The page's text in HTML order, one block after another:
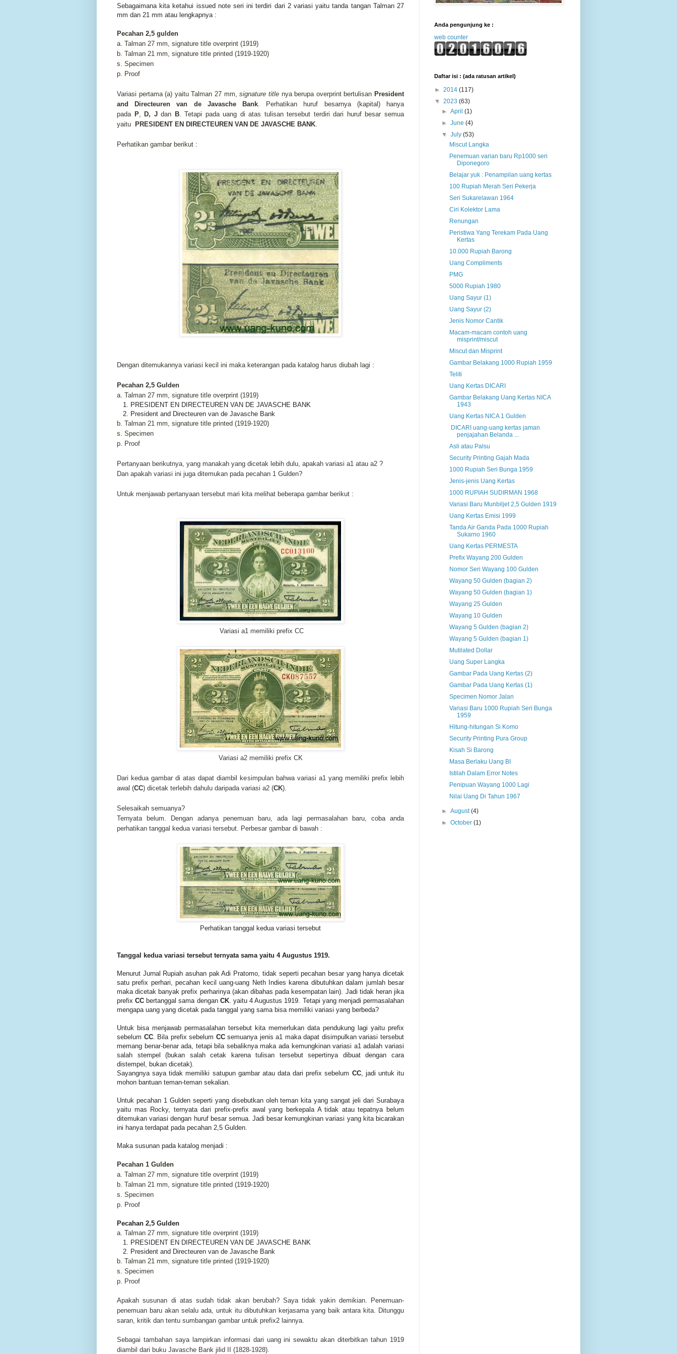
Sebagaimana kita ketahui issued note seri ini terdiri dari 2 variasi yaitu tanda tangan Talman 27
mm dan 21 mm atau lengkapnya :
Pecahan 2,5 gulden
a. Talman 27 mm, signature title overprint (1919)
b. Talman 21 mm, signature title printed (1919-1920)
s. Specimen
p. Proof
Variasi pertama (a) yaitu Talman 27 mm,signature titlenya berupa overprint bertulisan President
and Directeuren van de Javasche Bank . Perhatikan huruf besarnya (kapital) hanya
pada P, D, Jdan B. Tetapi pada uang di atas tulisan tersebut terdiri dari huruf besar semua
yaitu
PRESIDENT EN DIRECTEUREN VAN DE JAVASCHE BANK
Perhatikan gambar berikut :
Dengan ditemukannya variasi kecil ini maka keterangan pada katalog harus diubah lagi :
Pecahan 2,5 Gulden
a. Talman 27 mm, signature title overprint (1919)
1. PRESIDENT EN DIRECTEUREN VAN DE JAVASCHE BANK
2. President and Directeuren van de Javasche Bank
b. Talman 21 mm, signature title printed (1919-1920)
s. Specimen
p. Proof
Pertanyaan berikutnya, yang manakah yang dicetak lebih dulu, apakah variasi a1 atau a2 ?
Dan apakah variasi ini juga ditemukan pada pecahan 1 Gulden?
Untuk menjawab pertanyaan tersebut mari kita melihat beberapa gambar berikut :
Variasi a1 memiliki prefix CC
Variasi a2 memiliki prefix CK
Dari kedua gambar di atas dapat diambil kesimpulan bahwa variasi a1 yang memiliki prefix lebih
awal (CC) dicetak terlebih dahulu daripada variasi a2 (CK).
Selesaikah semuanya?
Ternyata belum.
Dengan adanya penemuan baru, ada lagi permasalahan baru, coba anda
perhatikan tanggal kedua variasi tersebut.
Perbesar gambar di bawah :
Perhatikan tanggal kedua variasi tersebut
Tanggal kedua variasi tersebut ternyata sama yaitu 4 Augustus 1919.
Menurut Jurnal Rupiah asuhan pak Adi Pratomo, tidak seperti pecahan besar yang hanya dicetak
satu prefix perhari, pecahan kecil uang-uang Neth Indies karena dibutuhkan dalam jumlah besar
maka dicetak banyak prefix perharinya (akan dibahas pada kesempatan lain). Jadi tidak heran jika
prefixCC bertanggal sama dengan CK. yaitu 4 Augustus 1919. Tetapi yang menjadi permasalahan
mengapa uang yang dicetak pada tanggal yang sama bisa memiliki variasi yang berbeda?
Untuk bisa menjawab permasalahan tersebut kita memerlukan data pendukung lagi yaitu prefix
sebelum CC. Bila prefix sebelum CCsemuanya jenis a1 maka dapat disimpulkan variasi tersebut
memang benar-benar ada, tetapi bila sebaliknya maka ada kemungkinan variasi a1 adalah variasi
salah stempel (bukan salah cetak karena tulisan tersebut sepertinya dibuat dengan cara
distempel, bukan dicetak).
Sayangnya saya tidak memiliki satupun gambar atau data dari prefix sebelum CC, jadi untuk itu
mohon bantuan teman-teman sekalian.
Untuk pecahan 1 Gulden seperti yang disebutkan oleh teman kita yang sangat jeli dari Surabaya
yaitu mas Rocky, ternyata dari prefix-prefix awal yang berkepala A tidak atau tepatnya belum
ditemukan variasi dengan huruf besar semua. Jadi besar kemungkinan variasi yang kita bicarakan
ini hanya terdapat pada pecahan 2,5 Gulden.
Maka susunan pada katalog menjadi :
Pecahan 1 Gulden
a. Talman 27 mm, signature title overprint (1919)
b. Talman 21 mm, signature title printed (1919-1920)
s. Specimen
p. Proof
Pecahan 2,5 Gulden
a. Talman 27 mm, signature title overprint (1919)
1. PRESIDENT EN DIRECTEUREN VAN DE JAVASCHE BANK
2. President and Directeuren van de Javasche Bank
b. Talman 21 mm, signature title printed (1919-1920)
s. Specimen
p. Proof
Apakah susunan di atas sudah tidak akan berubah? Saya tidak yakin demikian. Penemuan-
penemuan baru akan selalu ada, untuk itu dibutuhkan kerjasama yang baik antara kita. Ditunggu
saran, kritik dan tentu sumbangan gambar untuk prefix2 lainnya.
Sebagai tambahan saya lampirkan informasi dari uang ini sewaktu akan diterbitkan tahun 1919
diambil dari buku Javasche Bank jilid II (1828-1928).
Anda pengunjung ke :
web counter
Daftar isi : (ada ratusan artikel)
► 2014 (117)
▼ 2023 (63)
►April(1)
►June(4)
▼July(53)
Miscut Langka
Penemuan varian baru Rp1000 seri
Diponegoro
Belajar yuk : Penampilan uang kertas
100 Rupiah Merah Seri Pekerja
Seri Sukarelawan 1964
Ciri Kolektor Lama
Renungan
Peristiwa Yang Terekam Pada Uang
Kertas
10.000 Rupiah Barong
Uang Compliments
PMG
5000 Rupiah 1980
Uang Sayur (1)
Uang Sayur (2)
Jenis Nomor Cantik
Macam-macam contoh uang
misprint/miscut
Miscut dan Misprint
Gambar Belakang 1000 Rupiah 1959
Teliti
Uang Kertas DICARI
Gambar Belakang Uang Kertas NICA
1943
Uang Kertas NICA 1 Gulden
DICARI uang-uang kertas jaman
penjajahan Belanda ...
Asli atau Palsu
Security Printing Gajah Mada
1000 Rupiah Seri Bunga 1959
Jenis-jenis Uang Kertas
1000 RUPIAH SUDIRMAN 1968
Variasi Baru Munbiljet 2,5 Gulden 1919
Uang Kertas Emisi 1999
Tanda Air Ganda Pada 1000 Rupiah
Sukarno 1960
Uang Kertas PERMESTA
Prefix Wayang 200 Gulden
Nomor Seri Wayang 100 Gulden
Wayang 50 Gulden (bagian 2)
Wayang 50 Gulden (bagian 1)
Wayang 25 Gulden
Wayang 10 Gulden
Wayang 5 Gulden (bagian 2)
Wayang 5 Gulden (bagian 1)
Mutilated Dollar
Uang Super Langka
Gambar Pada Uang Kertas (2)
Gambar Pada Uang Kertas (1)
Specimen Nomor Jalan
Variasi Baru 1000 Rupiah Seri Bunga
1959
Hitung-hitungan Si Komo
Security Printing Pura Group
Kisah Si Barong
Masa Berlaku Uang BI
Istilah Dalam Error Notes
Penipuan Wayang 1000 Lagi
Nilai Uang Di Tahun 1967
►August(4)
►October(1)